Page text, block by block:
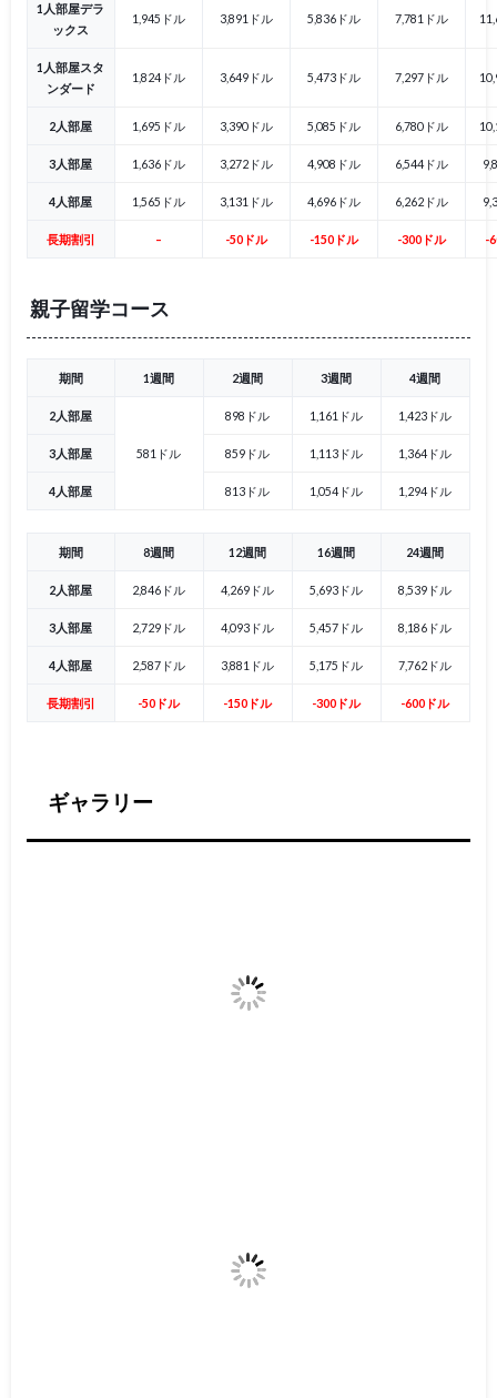
1人部屋デラ
ックス
1,945ドル 3,891ドル 5,836ドル 7,781ドル
1人部屋スタ
ンダード
1,824ドル 3,649ドル 5,473ドル 7,297ドル
2人部屋 1,695ドル 3,390ドル 5,085ドル 6,780ドル
3人部屋 1,636ドル 3,272ドル 4,908ドル 6,544ドル
4人部屋 1,565ドル 3,131ドル 4,696ドル 6,262ドル
長期割引 – -50ドル -150ドル -300ドル -
親子留学コース
期間 1週間 2週間 3週間 4週間
2人部屋
581ドル
898ドル 1,161ドル 1,423ドル
3人部屋 859ドル 1,113ドル 1,364ドル
4人部屋 813ドル 1,054ドル 1,294ドル
期間 8週間 12週間 16週間 24週間
2人部屋 2,846ドル 4,269ドル 5,693ドル 8,539ドル
3人部屋 2,729ドル 4,093ドル 5,457ドル 8,186ドル
4人部屋 2,587ドル 3,881ドル 5,175ドル 7,762ドル
長期割引 -50ドル -150ドル -300ドル -600ドル
ギャラリー